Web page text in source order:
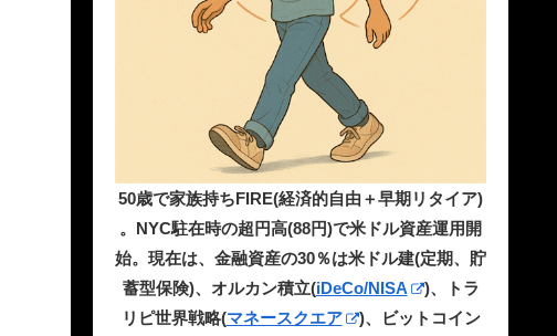
50歳で家族持ちFIRE(経済的自由＋早期リタイア)
。NYC駐在時の超円高(88円)で米ドル資産運用開
始。現在は、金融資産の30％は米ドル建(定期、貯
蓄型保険)、オルカン積立(iDeCo/NISA
)、トラ
リピ世界戦略(マネースクエア
)、ビットコイン